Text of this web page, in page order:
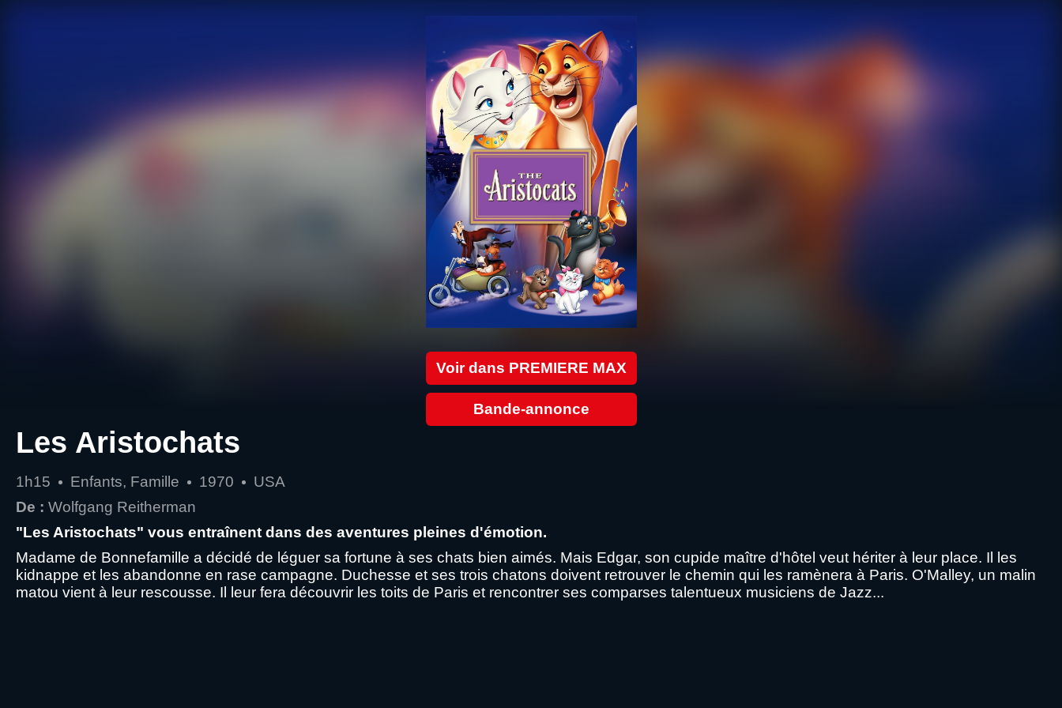
Voir dans PREMIERE MAX
Bande-annonce
Les Aristochats
1h15 Enfants, Famille 1970
USA
De : Wolfgang Reitherman
"Les Aristochats" vous entraînent dans des aventures pleines d'émotion.
Madame de Bonnefamille a décidé de léguer sa fortune à ses chats bien aimés. Mais Edgar, son cupide maître d'hôtel veut hériter à leur place. Il les
kidnappe et les abandonne en rase campagne. Duchesse et ses trois chatons doivent retrouver le chemin qui les ramènera à Paris. O'Malley, un malin
matou vient à leur rescousse. Il leur fera découvrir les toits de Paris et rencontrer ses comparses talentueux musiciens de Jazz...